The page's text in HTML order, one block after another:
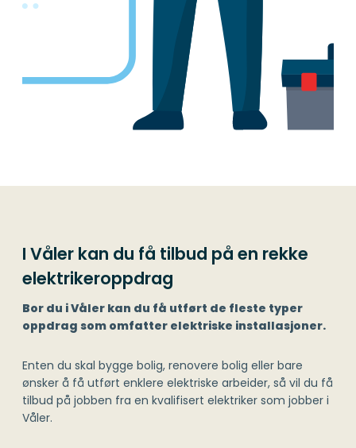
I Våler kan du få tilbud på en rekke
elektrikeroppdrag
Bor du i Våler kan du få utført de fleste typer
oppdrag som omfatter elektriske installasjoner.
Enten du skal bygge bolig, renovere bolig eller bare
ønsker å få utført enklere elektriske arbeider, så vil du få
tilbud på jobben fra en kvalifisert elektriker som jobber i
Våler.